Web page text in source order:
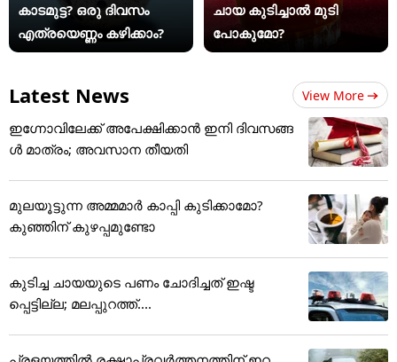
കാടമുട്ട? ഒരു ദിവസം
എത്രയെണ്ണം കഴിക്കാം?
ചായ കുടിച്ചാൽ മുടി
പോകുമോ?
Latest News View More
ഇഗ്നോവിലേക്ക് അപേക്ഷിക്കാൻ ഇനി ദിവസങ്ങ
ൾ മാത്രം; അവസാന തീയതി
മുലയൂട്ടുന്ന അമ്മമാർ കാപ്പി കുടിക്കാമോ?
കുഞ്ഞിന് കുഴപ്പമുണ്ടോ
കുടിച്ച ചായയുടെ പണം ചോദിച്ചത് ഇഷ്ട
പ്പെട്ടില്ല; മലപ്പുറത്ത്....